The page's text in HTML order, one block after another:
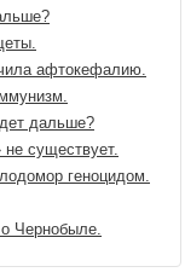
афтокефалию.
дальше?
не существует.
геноцидом.
Чернобыле.